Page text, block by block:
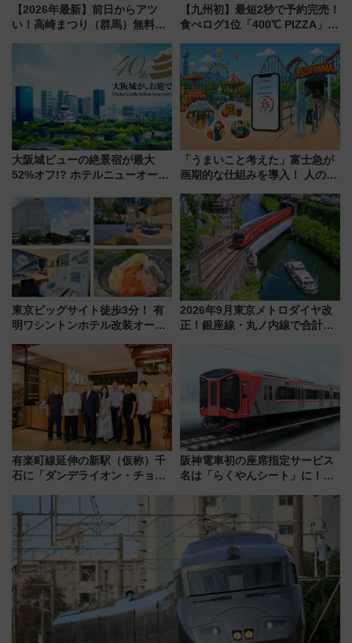
【2026年最新】前日からアツ
い！高崎まつり（群馬）無料観
【九州初】最短2秒で予約完売！
食べログ1位「400℃ PIZZA」が
プン。もつ鍋風など限定メニュ
ーも
大阪城ビューの絶景宿が最大
52%オフ!? ホテルニューオータ
ール」で秋の関西旅を豪華にす
る方法（8月20日まで！）
「うまいこと考えた」富士急が
画期的な仕組みを導入！ 人のか
ん」始動
東京ビッグサイト徒歩3分！ 有
明ワシントンホテル改装オープ
客室」や海鮮丼が人気の朝食ビ
ュッフェを現地レポ
2026年9月東京メトロダイヤ改
正！銀座線・丸ノ内線で合計
有楽町線延伸の新駅（仮称）千
石に「ダンデライオン・チョコ
1億円出資で挑む新時代のまちづ
くりとは？
阪神電車初の座席指定サービス
名は「らくやんシート」に！新
を快適移動